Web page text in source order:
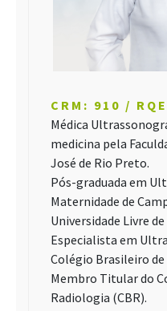
CRM: 910 /
Médica
medicina pela
José de Rio Preto.
Pós-graduada em
Maternidade de
Universidade Livre
Especialista em
Colégio Brasileiro de
Membro Titular do
Radiologia (CBR).